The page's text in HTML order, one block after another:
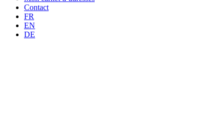
Contact
FR
EN
DE